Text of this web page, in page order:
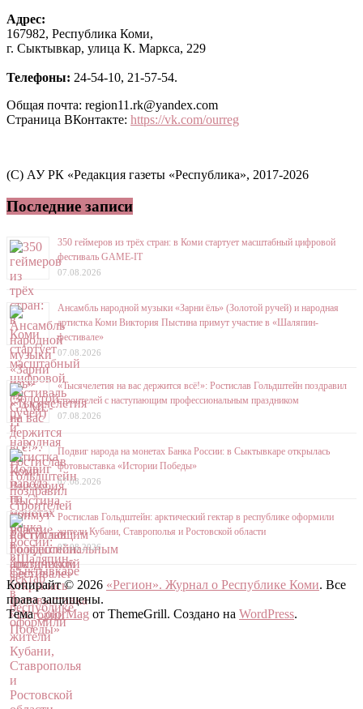
Адрес:
167982, Республика Коми,
г. Сыктывкар, улица К. Маркса, 229
Телефоны: 24-54-10, 21-57-54.
Общая почта: region11.rk@yandex.com
Страница ВКонтакте: https://vk.com/ourreg
(C) АУ РК «Редакция газеты «Республика», 2017-2026
Последние записи
350 геймеров из трёх стран: в Коми стартует масштабный цифровой
фестиваль GAME-IT
07.08.2026
Ансамбль народной музыки «Зарни ёль» (Золотой ручей) и народная
артистка Коми Виктория Пыстина примут участие в «Шаляпин-
фестивале»
07.08.2026
«Тысячелетия на вас держится всё!»: Ростислав Гольдштейн поздравил
строителей с наступающим профессиональным праздником
07.08.2026
Подвиг народа на монетах Банка России: в Сыктывкаре открылась
фотовыставка «Истории Победы»
07.08.2026
Ростислав Гольдштейн: арктический гектар в республике оформили
жители Кубани, Ставрополья и Ростовской области
07.08.2026
Копирайт © 2026 «Регион». Журнал о Республике Коми. Все
права защищены.
ТемаColorMag от ThemeGrill. Создано на WordPress.